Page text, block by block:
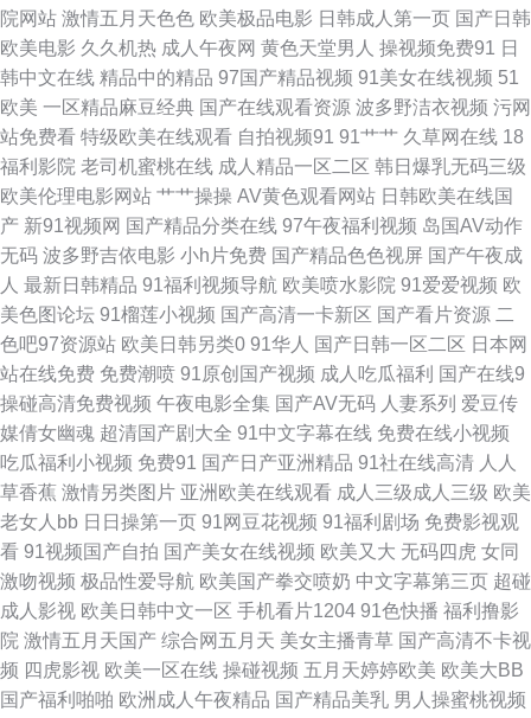
自拍网站超碰在线 国产精品做爱 五月丁香狠狠爱 日韩av写真影视 豆花网在
线观看完整 伊人艹91 成人在线观看91 日韩成人人妖在线 大香蕉丁香五月份
无码视频二区 www黑丝com 久久精品多人 香蕉在线 极品视频91 91精品专
区 久久中出欧美 91白丝综合网 九二午夜福利 91网页视频入口在线观看 人妖
伪娘重口一区 91精品牛 精品福利人妻 91九色蝌蚪少妇 久久96热 91黄色小
视频 男人天堂AA 中日韩欧美aa黄色片 A片传美 四虎影库网站 91玉足丝袜脚
欧美日本性爱网址麻豆 九色91国产 91拍拍 欧美亚洲天堂网 91猫先生欧美精
品 久操网站 91re伊人 大香蕉玖 日本理论 91伊人在线大香蕉 久久嫩草视频
超碰手机成人在线 69福利导航在线 东方在线正在进入AV 亚洲导航成人 大香
蕉岛国片 偷拍伊人大香蕉 91星空 欧美91蝌蚪九色 福利久久草 亚洲久草网
超碰在线进入91 色婷婷激情综合 91免费福利导航 国产精品自产拍在线 色欧
美影网站 91在线国内 欧美性爱一区二区 AV天堂香蕉AV 亚洲图区狼人 国产
院网站 激情五月天色色 欧美极品电影 日韩成人第一页 国产日韩
欧美电影 久久机热 成人午夜网 黄色天堂男人 操视频免费91 日
韩中文在线 精品中的精品 97国产精品视频 91美女在线视频 51
欧美 一区精品麻豆经典 国产在线观看资源 波多野洁衣视频 污网
站免费看 特级欧美在线观看 自拍视频91 91艹艹 久草网在线 18
福利影院 老司机蜜桃在线 成人精品一区二区 韩日爆乳无码三级
欧美伦理电影网站 艹艹操操 AV黄色观看网站 日韩欧美在线国
产 新91视频网 国产精品分类在线 97午夜福利视频 岛国AV动作
无码 波多野吉依电影 小h片免费 国产精品色色视屏 国产午夜成
人 最新日韩精品 91福利视频导航 欧美喷水影院 91爱爱视频 欧
美色图论坛 91榴莲小视频 国产高清一卡新区 国产看片资源 二
色吧97资源站 欧美日韩另类0 91华人 国产日韩一区二区 日本网
站在线免费 免费潮喷 91原创国产视频 成人吃瓜福利 国产在线9
操碰高清免费视频 午夜电影全集 国产AV无码 人妻系列 爱豆传
媒倩女幽魂 超清国产剧大全 91中文字幕在线 免费在线小视频
吃瓜福利小视频 免费91 国产日产亚洲精品 91社在线高清 人人
草香蕉 激情另类图片 亚洲欧美在线观看 成人三级成人三级 欧美
老女人bb 日日操第一页 91网豆花视频 91福利剧场 免费影视观
看 91视频国产自拍 国产美女在线视频 欧美又大 无码四虎 女同
激吻视频 极品性爱导航 欧美国产拳交喷奶 中文字幕第三页 超碰
成人影视 欧美日韩中文一区 手机看片1204 91色快播 福利撸影
院 激情五月天国产 综合网五月天 美女主播青草 国产高清不卡视
频 四虎影视 欧美一区在线 操碰视频 五月天婷婷欧美 欧美大BB
国产福利啪啪 欧洲成人午夜精品 国产精品美乳 男人操蜜桃视频